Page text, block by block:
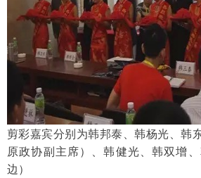
剪彩嘉宾分别为韩邦泰、韩杨光、韩
原政协副主席） 、韩健光、韩双增
边）